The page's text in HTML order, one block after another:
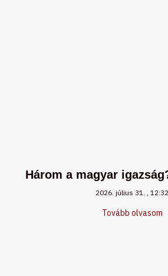
Három a magyar
2026. július 31. 12:32
Tovább olvasom